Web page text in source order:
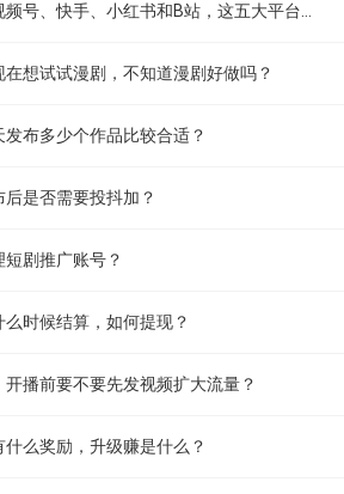
想试试漫剧，不知道漫剧好做吗？
布多少个作品比较合适？
是否需要投抖加？
剧推广账号？
时候结算，如何提现？
播前要不要先发视频扩大流量？
么奖励，升级赚是什么？